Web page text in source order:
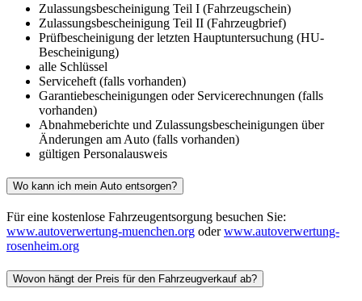
Zulassungsbescheinigung Teil I (Fahrzeugschein)
Zulassungsbescheinigung Teil II (Fahrzeugbrief)
Prüfbescheinigung der letzten Hauptuntersuchung (HU-
Bescheinigung)
alle Schlüssel
Serviceheft (falls vorhanden)
Garantiebescheinigungen oder Servicerechnungen (falls
vorhanden)
Abnahmeberichte und Zulassungsbescheinigungen über
Änderungen am Auto (falls vorhanden)
gültigen Personalausweis
Wo kann ich mein Auto entsorgen?
Für eine kostenlose Fahrzeugentsorgung besuchen Sie:
www.autoverwertung-muenchen.org oderwww.autoverwertung-
rosenheim.org
Wovon hängt der Preis für den Fahrzeugverkauf ab?